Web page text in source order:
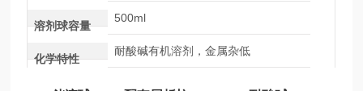
溶剂球容量
500ml
化学特性
耐酸碱有机溶剂，金属杂低